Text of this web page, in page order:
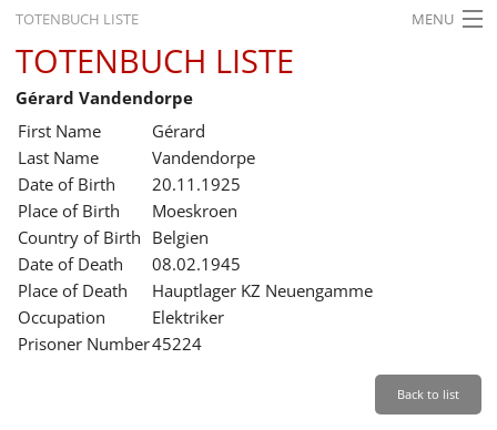
TOTENBUCH LISTE MENU
STARTSEITE
AUSSTELLUNGEN
GESCHICHTE
BILDUNG
FORSCHUNG
SERVICE
Leichte Sprache Back
TOTENBUCH LISTE
Gérard Vandendorpe
First Name
Gérard
Last Name
Vandendorpe
Date of Birth
20.11.1925
Place of Birth
Moeskroen
Country of Birth Belgien
Date of Death
08.02.1945
Place of Death
Hauptlager KZ Neuengamme
Occupation
Elektriker
Prisoner Number45224
Back to list